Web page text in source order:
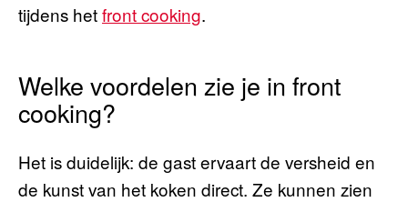
tijdens hetfront cooking.
Welke voordelen zie je in front
cooking?
Het is duidelijk: de gast ervaart de versheid en
de kunst van het koken direct. Ze kunnen zien